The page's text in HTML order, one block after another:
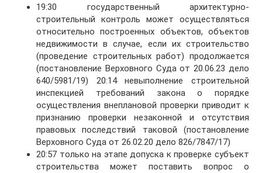
19:30 государственный архитектурно-
строительный контроль может осуществляться
относительно построенных объектов, объектов
недвижимости в случае, если их строительство
(проведение строительных работ) продолжается
(постановление Верховного Суда от 20.06.23 дело
640/5981/19) 20:14 невыполнение строительной
инспекцией требований закона о порядке
осуществления внеплановой проверки приводит к
признанию проверки незаконной и отсутствия
правовых последствий таковой (постановление
Верховного Суда от 26.02.20 дело 826/7847/17)
20:57 только на этапе допуска к проверке субъект
строительства может поставить вопрос о